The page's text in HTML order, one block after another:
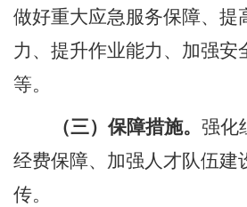
做好重大应急服务保障、提
力、提升作业能力、加强安
等。
（三）保障措施。 强化
经费保障、加强人才队伍建
传。